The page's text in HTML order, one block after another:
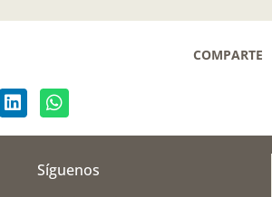
COMPARTE
Síguenos